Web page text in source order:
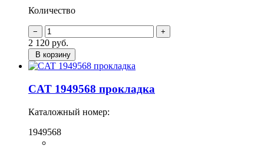
Количество
2 120 руб.
В корзину
CAT 1949568 прокладка
Каталожный номер:
1949568